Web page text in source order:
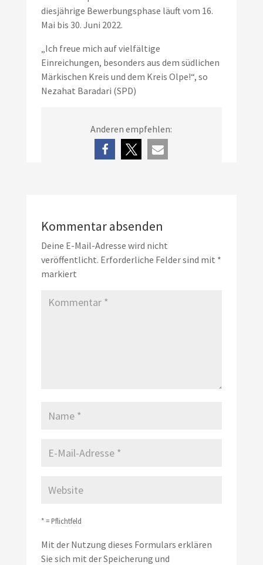
diesjährige Bewerbungsphase läuft vom 16.
Mai bis 30. Juni 2022.
„Ich freue mich auf vielfältige
Einreichungen, besonders aus dem südlichen
Märkischen Kreis und dem Kreis Olpe!“, so
Nezahat Baradari (SPD)
Anderen empfehlen:
Kommentar absenden
Deine E-Mail-Adresse wird nicht
veröffentlicht. Erforderliche Felder sind mit *
markiert
* = Pflichtfeld
Mit der Nutzung dieses Formulars erklären
Sie sich mit der Speicherung und